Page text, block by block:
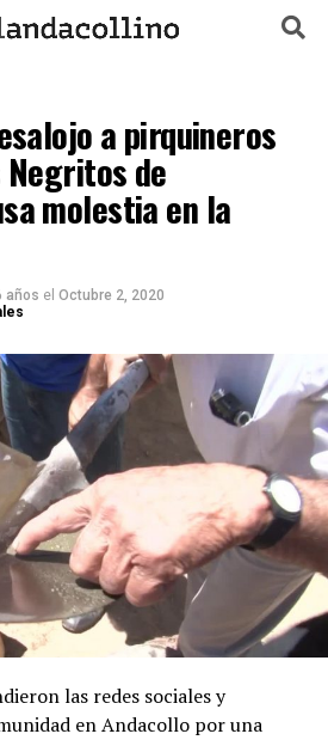
a pirquineros
de
molestia en la
años el Octubre 2, 2020
las redes sociales y
en Andacollo por una